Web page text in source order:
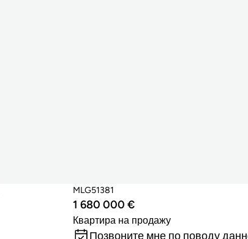
MLG51381
1 680 000 €
Квартира на продажу
Позвоните мне по поводу